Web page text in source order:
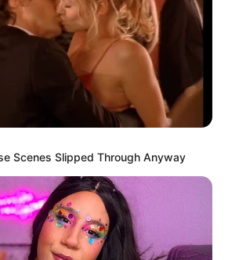
Scenes Slipped Through Anyway